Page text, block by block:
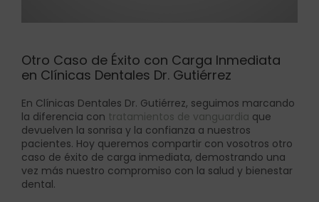
Otro Caso de Éxito con Carga Inmediata
en Clínicas Dentales Dr. Gutiérrez
En Clínicas Dentales Dr. Gutiérrez, seguimos marcando
la diferencia con tratamientos de vanguardia que
devuelven la sonrisa y la confianza a nuestros
pacientes. Hoy queremos compartir con vosotros otro
caso de éxito de carga inmediata, demostrando una
vez más nuestro compromiso con la salud y bienestar
dental.